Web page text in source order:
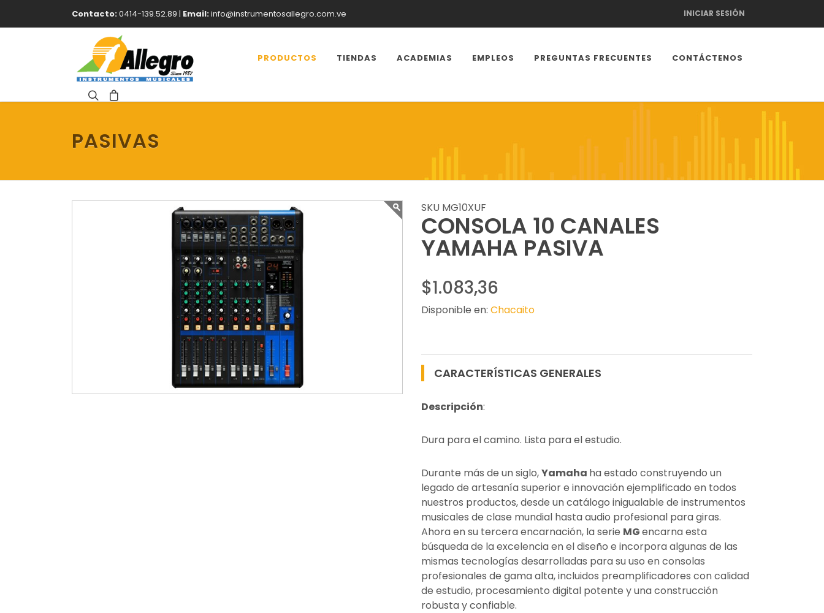
Contacto:0414-139.52.89 | Email:info@instrumentosallegro.com.ve INICIAR SESIÓN
PRODUCTOS TIENDAS ACADEMIAS EMPLEOS PREGUNTAS FRECUENTES CONTÁCTENOS
PASIVAS
SKU MG10XUF
CONSOLA 10 CANALES
YAMAHA PASIVA
$1.083,36
Disponible en: Chacaito
CARACTERÍSTICAS GENERALES
Descripción:
Dura para el camino. Lista para el estudio.
Durante más de un siglo,Yamaha ha estado construyendo un
legado de artesanía superior e innovación ejemplificado en todos
nuestros productos, desde un catálogo inigualable de instrumentos
musicales de clase mundial hasta audio profesional para giras.
Ahora en su tercera encarnación, la serie MGencarna esta
búsqueda de la excelencia en el diseño e incorpora algunas de las
mismas tecnologías desarrolladas para su uso en consolas
profesionales de gama alta, incluidos preamplificadores con calidad
de estudio, procesamiento digital potente y una construcción
robusta y confiable.